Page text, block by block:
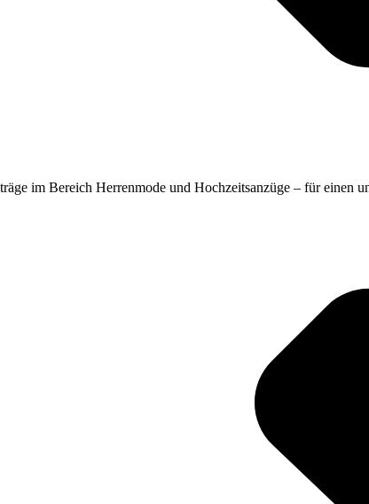
im Bereich Herrenmode und Hochzeitsanzüge – für einen